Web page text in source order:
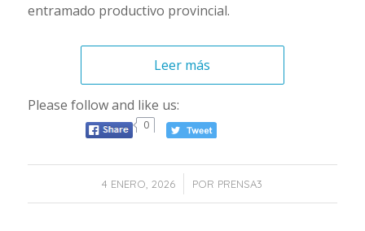
entramado productivo provincial.
Leer más
Please follow and like us:
0
4 ENERO, 2026
/ POR PRENSA3